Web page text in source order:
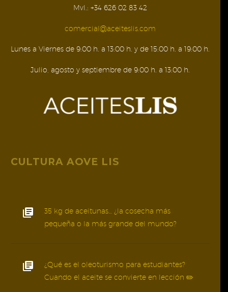
Mvl.: +34 626 02 83 42
comercial@aceiteslis.com
Lunes a Viernes de 9:00 h. a 13:00 h. y de 15:00 h. a 19:00 h.
Julio, agosto y septiembre de 9:00 h. a 13:00 h.
CULTURA AOVE LIS
35 kg de aceitunas… ¿la cosecha más
pequeña o la más grande del mundo?
¿Qué es el oleoturismo para estudiantes?
Cuando el aceite se convierte en lección ✏️